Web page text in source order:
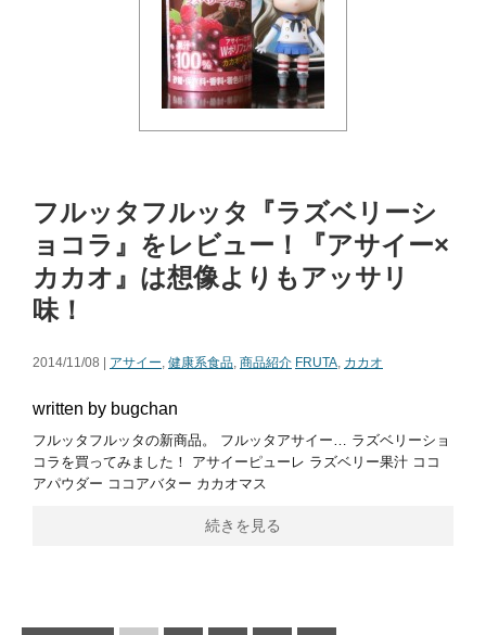
フルッタフルッタ『ラズベリーシ
ョコラ』をレビュー！『アサイー×
カカオ』は想像よりもアッサリ
味！
2014/11/08 | アサイー, 健康系食品, 商品紹介 FRUTA, カカオ
written by bugchan
フルッタフルッタの新商品。 フルッタアサイー… ラズベリーショ
コラを買ってみました！ アサイーピューレ ラズベリー果汁 ココ
アパウダー ココアバター カカオマス
続きを見る